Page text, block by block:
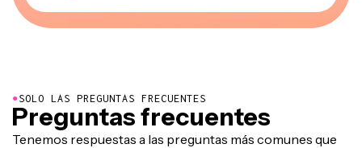
●SOLO LAS PREGUNTAS FRECUENTES
Preguntas frecuentes
Tenemos respuestas a las preguntas más comunes que